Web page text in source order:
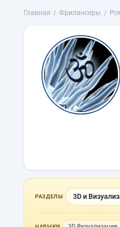
Главная Фрилансеры
РАЗДЕЛЫ 3D и